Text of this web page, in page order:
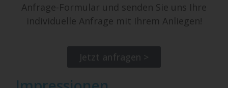
Anfrage-Formular und senden Sie uns Ihre
individuelle Anfrage mit Ihrem Anliegen!
Jetzt anfragen >